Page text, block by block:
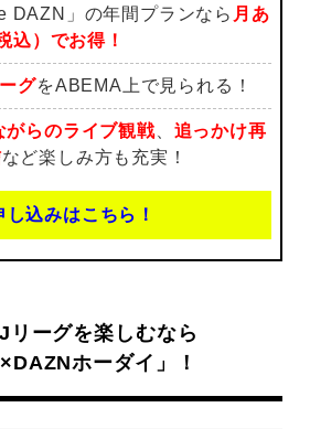
DAZN」の年間プランなら 月あ
込）でお得！
グをABEMA上で見られる！
がらのライブ観戦、 追っかけ再
など楽しみ方も充実！
し込みはこちら！
Jリーグを楽しむなら
ホーダイ」！